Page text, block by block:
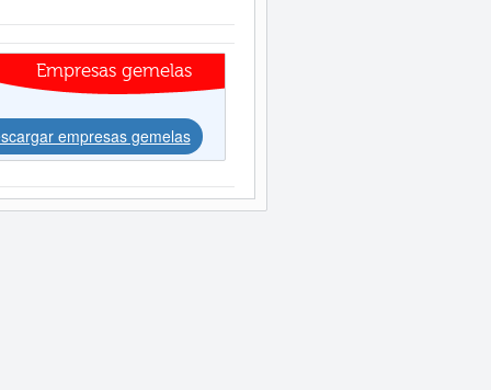
Empresas gemelas
empresas gemelas